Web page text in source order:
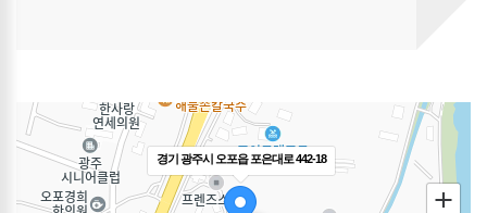
경기 광주시 오포읍 포은대로 442-18